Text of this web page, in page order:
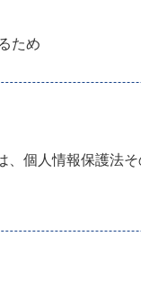
ため
個人情報保護法